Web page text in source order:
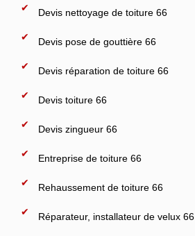
Devis nettoyage de toiture 66
Devis pose de gouttière 66
Devis réparation de toiture 66
Devis toiture 66
Devis zingueur 66
Entreprise de toiture 66
Rehaussement de toiture 66
Réparateur, installateur de velux 66